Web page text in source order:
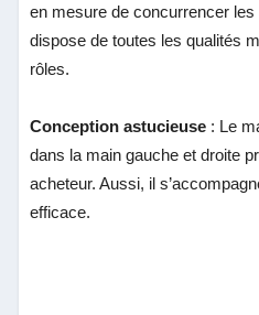
en mesure de concurrencer
dispose de toutes les qualités
rôles.
Conception astucieuse : Le
dans la main gauche et droite
acheteur. Aussi, il
efficace.